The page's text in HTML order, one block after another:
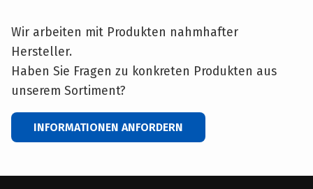
Wir arbeiten mit Produkten nahmhafter
Hersteller.
Haben Sie Fragen zu konkreten Produkten aus
unserem Sortiment?
INFORMATIONEN ANFORDERN